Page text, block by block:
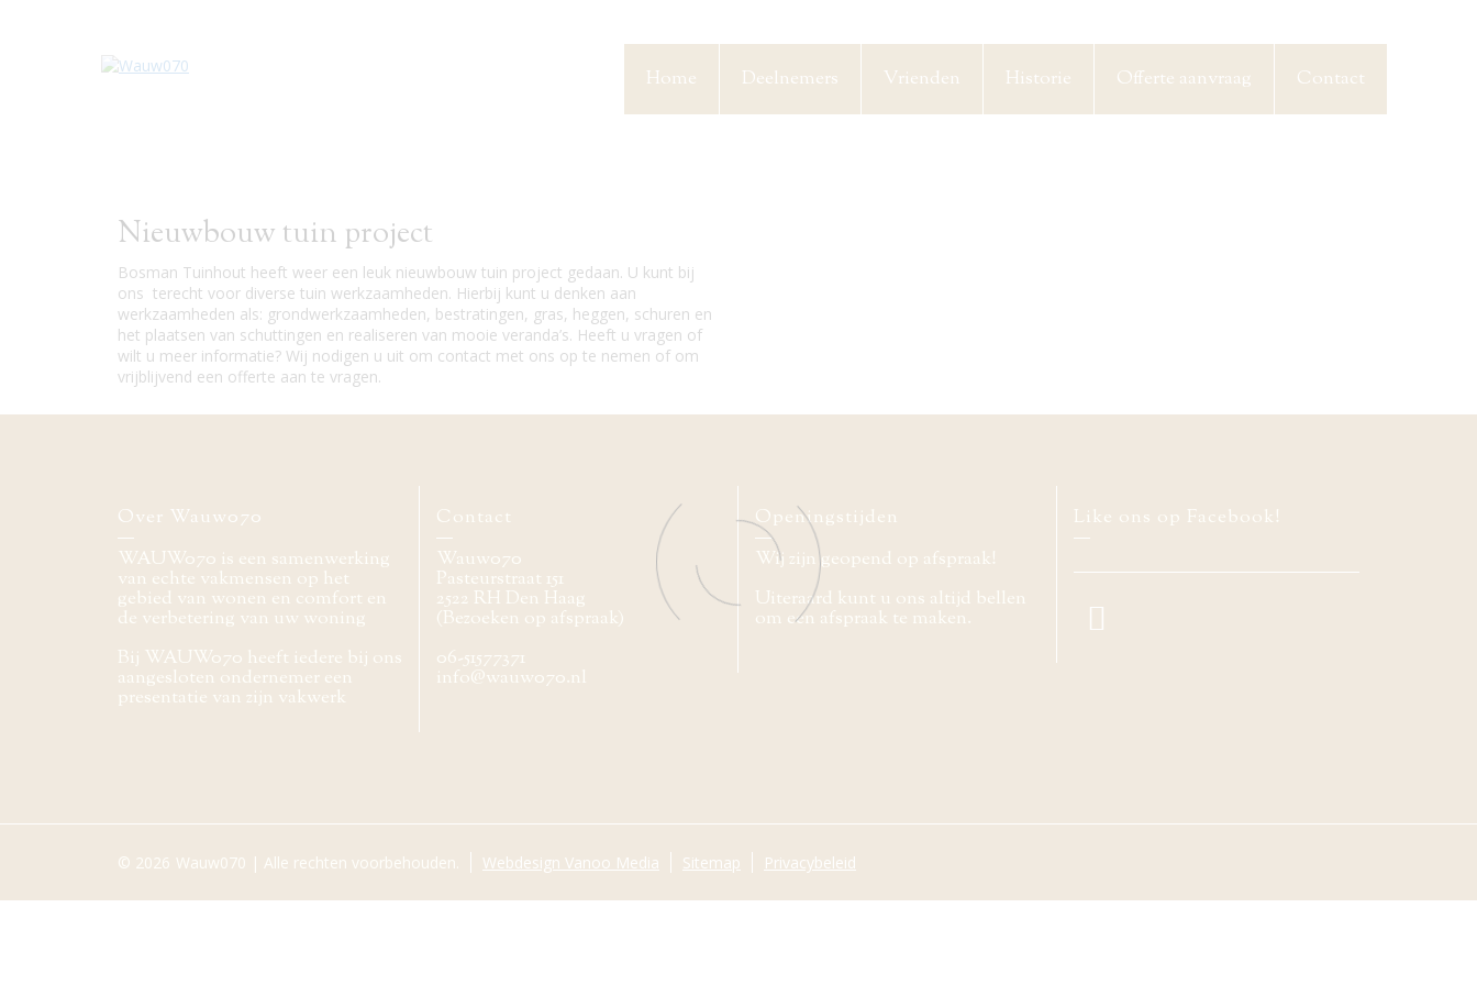
Home Deelnemers Vrienden Historie Offerte aanvraag Contact
Nieuwbouw tuin project
Bosman Tuinhout heeft weer een leuk nieuwbouw tuin project gedaan. U kunt bij
ons terecht voor diverse tuin werkzaamheden. Hierbij kunt u denken aan
werkzaamheden als: grondwerkzaamheden, bestratingen, gras, heggen, schuren en
het plaatsen van schuttingen en realiseren van mooie veranda’s. Heeft u vragen of
wilt u meer informatie? Wij nodigen u uit om contact met ons op te nemen of om
vrijblijvend een offerte aan te vragen.
Over Wauw070
WAUW070 is een samenwerking
van echte vakmensen op het
gebied van wonen en comfort en
de verbetering van uw woning
Bij WAUW070 heeft iedere bij ons
aangesloten ondernemer een
presentatie van zijn vakwerk
Contact
Wauw070
Pasteurstraat 151
2522 RH Den Haag
(Bezoeken op afspraak)
06-51577371
info@wauw070.nl
Openingstijden
Wij zijn geopend op afspraak!
Uiteraard kunt u ons altijd bellen
om een afspraak te maken.
Like ons op Facebook!
© 2026 Wauw070 | Alle rechten voorbehouden. Webdesign Vanoo Media Sitemap Privacybeleid